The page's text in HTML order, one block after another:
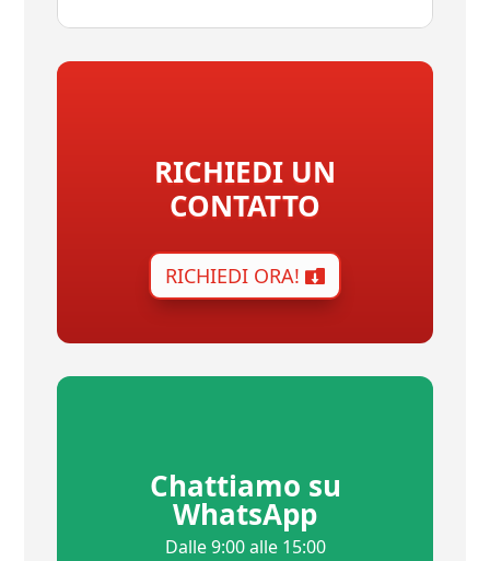
RICHIEDI UN
CONTATTO
RICHIEDI ORA!
Chattiamo su
WhatsApp
Dalle 9:00 alle 15:00